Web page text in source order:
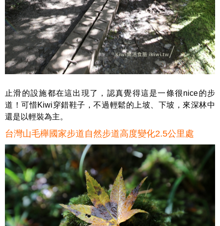
止滑的設施都在這出現了，認真覺得這是一條很nice的步
道！可惜Kiwi穿錯鞋子，不過輕鬆的上坡、下坡，來深林中
還是以輕裝為主。
台灣山毛櫸國家步道自然步道高度變化2.5公里處